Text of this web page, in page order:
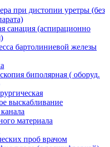
при дистопии уретры (без
санация (аспирационно
бартолиниевой железы
биполярная ( оборуд.
выскабливание
материала
проб врачом